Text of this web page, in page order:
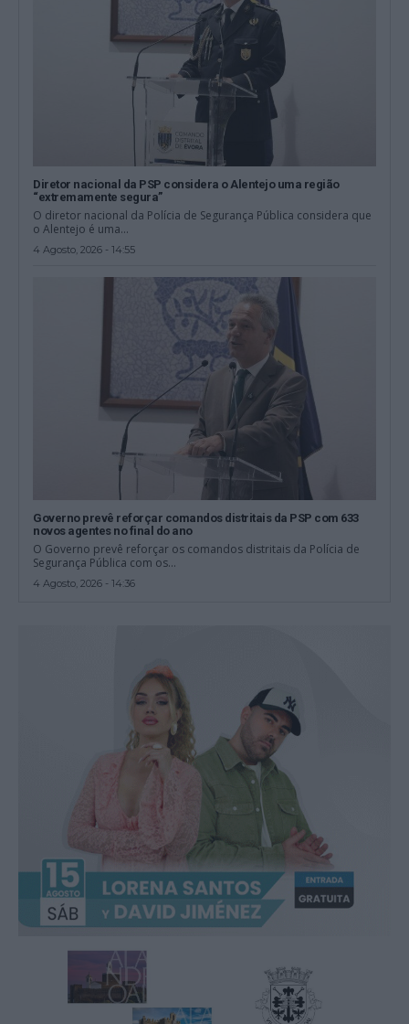
Diretor nacional da PSP considera o Alentejo uma região
“extremamente segura”
O diretor nacional da Polícia de Segurança Pública considera que
o Alentejo é uma...
4 Agosto, 2026 - 14:55
Governo prevê reforçar comandos distritais da PSP com 633
novos agentes no final do ano
O Governo prevê reforçar os comandos distritais da Polícia de
Segurança Pública com os...
4 Agosto, 2026 - 14:36